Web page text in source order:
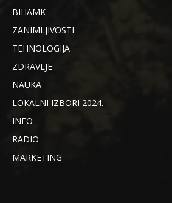
BIHAMK
ZANIMLJIVOSTI
TEHNOLOGIJA
ZDRAVLJE
NAUKA
LOKALNI IZBORI 2024.
INFO
RADIO
MARKETING